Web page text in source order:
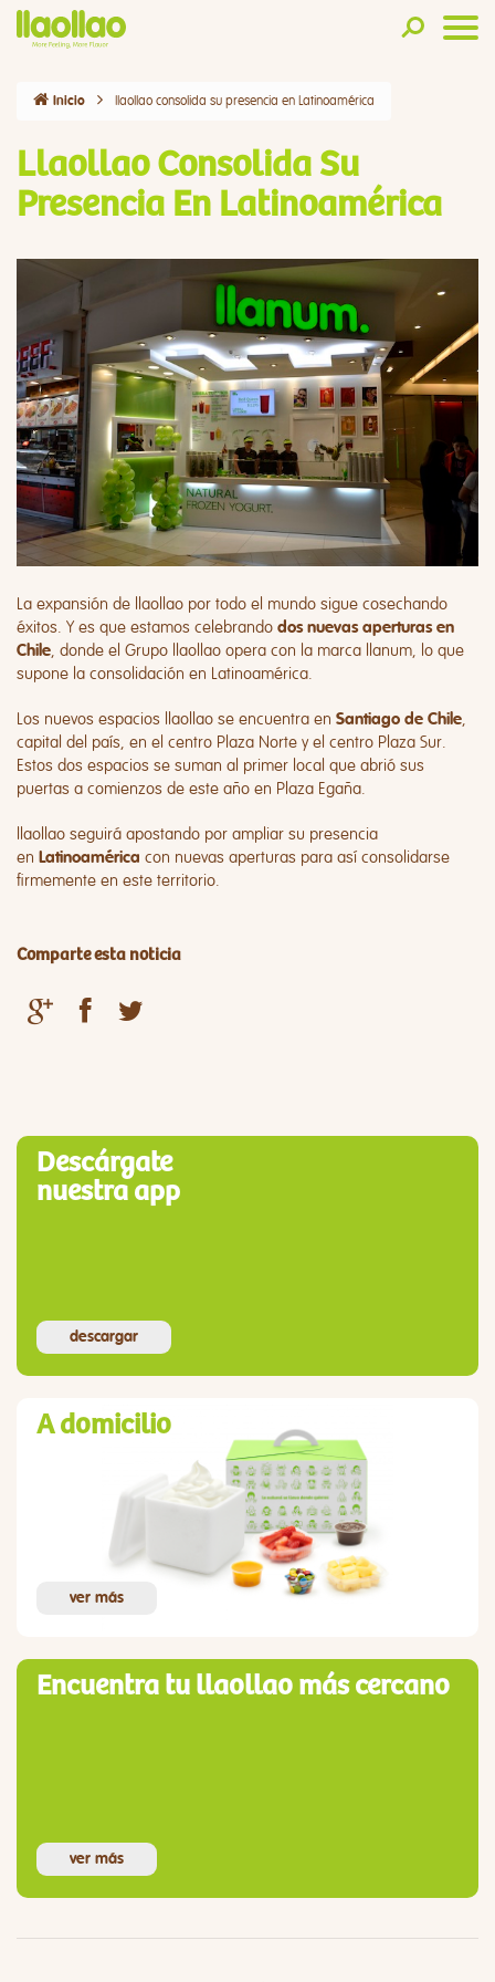
Inicio llaollao consolida su presencia en Latinoamérica
Llaollao Consolida Su
Presencia En Latinoamérica
La expansión de llaollao por todo el mundo sigue cosechando
éxitos. Y es que estamos celebrando dos nuevas aperturas en
Chile, donde el Grupo llaollao opera con la marca llanum, lo que
supone la consolidación en Latinoamérica.
Los nuevos espacios llaollao se encuentra en Santiago de Chile,
capital del país, en el centro Plaza Norte y el centro Plaza Sur.
Estos dos espacios se suman al primer local que abrió sus
puertas a comienzos de este año en Plaza Egaña.
llaollao seguirá apostando por ampliar su presencia
en Latinoamérica con nuevas aperturas para así consolidarse
firmemente en este territorio.
Comparte esta noticia
Descárgate
nuestra app
descargar
A domicilio
ver más
Encuentra tu llaollao más cercano
ver más